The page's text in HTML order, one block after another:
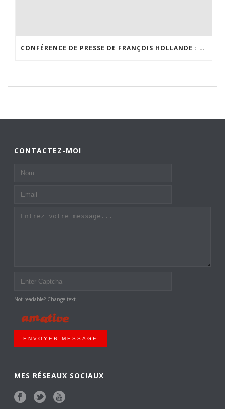
CONFÉRENCE DE PRESSE DE FRANÇOIS HOLLANDE : BEAUCOUP DE BRUIT POUR RIEN !
CONTACTEZ-MOI
Not readable? Change text.
ENVOYER MESSAGE
MES RÉSEAUX SOCIAUX